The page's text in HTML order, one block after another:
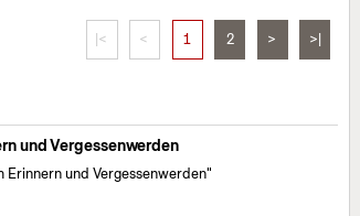
|< < 1 2 > >|
und Vergessenwerden
Erinnern und Vergessenwerden"